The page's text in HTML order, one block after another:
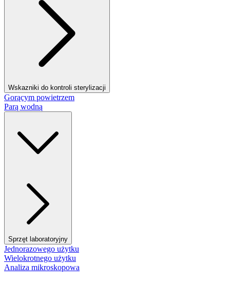
Wskazniki do kontroli sterylizacji
Gorącym powietrzem
Parą wodną
Sprzęt laboratoryjny
Jednorazowego użytku
Wielokrotnego użytku
Analiza mikroskopowa